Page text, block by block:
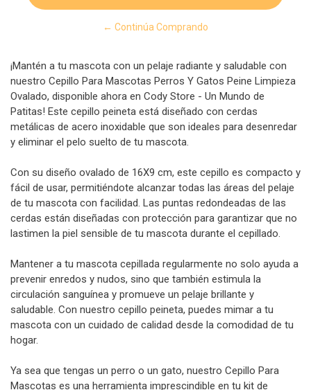
← Continúa Comprando
¡Mantén a tu mascota con un pelaje radiante y saludable con
nuestro Cepillo Para Mascotas Perros Y Gatos Peine Limpieza
Ovalado, disponible ahora en Cody Store - Un Mundo de
Patitas! Este cepillo peineta está diseñado con cerdas
metálicas de acero inoxidable que son ideales para desenredar
y eliminar el pelo suelto de tu mascota.
Con su diseño ovalado de 16X9 cm, este cepillo es compacto y
fácil de usar, permitiéndote alcanzar todas las áreas del pelaje
de tu mascota con facilidad. Las puntas redondeadas de las
cerdas están diseñadas con protección para garantizar que no
lastimen la piel sensible de tu mascota durante el cepillado.
Mantener a tu mascota cepillada regularmente no solo ayuda a
prevenir enredos y nudos, sino que también estimula la
circulación sanguínea y promueve un pelaje brillante y
saludable. Con nuestro cepillo peineta, puedes mimar a tu
mascota con un cuidado de calidad desde la comodidad de tu
hogar.
Ya sea que tengas un perro o un gato, nuestro Cepillo Para
Mascotas es una herramienta imprescindible en tu kit de